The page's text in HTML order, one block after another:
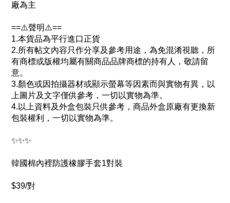
廠為主
==⚠️聲明⚠️==
1.本貨品為平行進口正貨
2.所有帖文內容只作分享及參考用途，為免混淆視聽，所
有商標或版權均屬有關商品品牌商標的持有人，敬請留
意。
3.顏色或因拍攝器材或顯示螢幕等因素而與實物有異，以
上圖片及文字僅供參考，一切以實物為準。
4.以上資料及外盒包裝只供參考，商品外盒原廠有更換新
包裝權利，一切以實物為準。
✨✨✨
韓國棉內裡防護橡膠手套1對裝
$39/對